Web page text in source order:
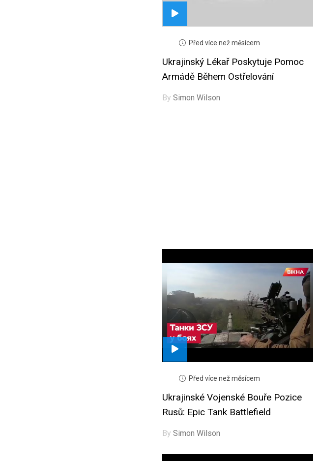
Před více než měsícem
Ukrajinský Lékař Poskytuje Pomoc
Armádě Během Ostřelování
By Simon Wilson
Před více než měsícem
Ukrajinské Vojenské Bouře Pozice
Rusů: Epic Tank Battlefield
By Simon Wilson